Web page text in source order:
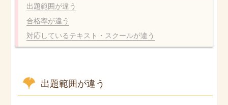
出題範囲が違う
合格率が違う
対応しているテキスト・スクールが違う
出題範囲が違う